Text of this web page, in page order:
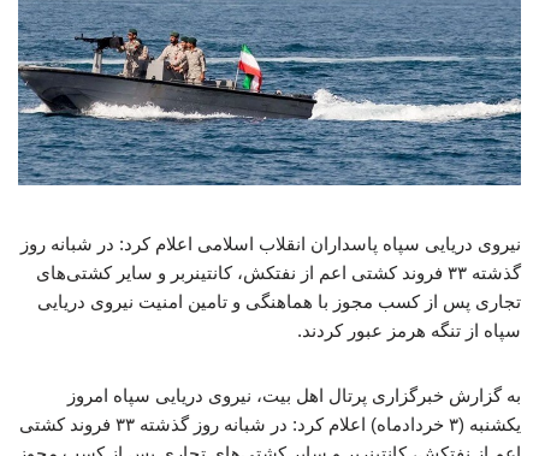
نیروی دریایی سپاه پاسداران انقلاب اسلامی اعلام کرد: در شبانه روز
گذشته ۳۳ فروند کشتی اعم از نفتکش، کانتینربر و سایر کشتی‌های
تجاری پس از کسب مجوز با هماهنگی و تامین امنیت نیروی دریایی
سپاه از تنگه هرمز عبور کردند.
به گزارش خبرگزاری پرتال اهل بیت، نیروی دریایی سپاه امروز
یکشنبه (۳ خردادماه) اعلام کرد: در شبانه روز گذشته ۳۳ فروند کشتی